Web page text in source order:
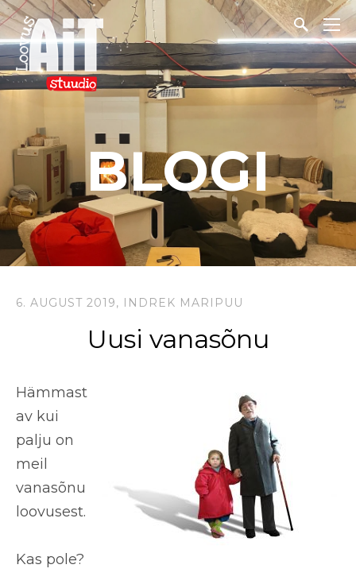
BLOGI
6. AUGUST 2019, INDREK MARIPUU
Uusi vanasõnu
Hämmast
av kui
palju on
meil
vanasõnu
loovusest.
Kas pole?